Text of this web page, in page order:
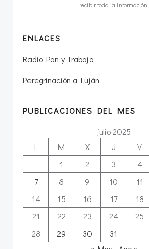
recibir toda la información.
ENLACES
Radio Pan y Trabajo
Peregrinación a Luján
PUBLICACIONES DEL MES
julio 2025
L
M X J V
1
2 3 4
7
8 9 10 11
14
15 16 17 18
21
22 23 24 25
28
29 30
31